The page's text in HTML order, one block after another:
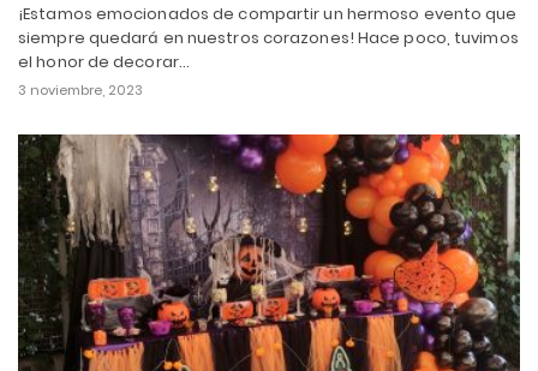
¡Estamos emocionados de compartir un hermoso evento que
siempre quedará en nuestros corazones! Hace poco, tuvimos
el honor de decorar…
3 noviembre, 2023